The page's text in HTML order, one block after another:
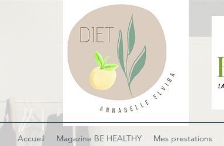
Accueil Magazine BE HEALTHY Mes prestations